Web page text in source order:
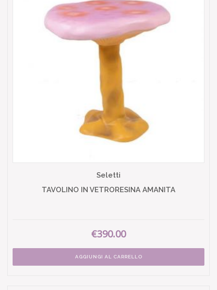
Seletti
TAVOLINO IN VETRORESINA AMANITA
€390.00
AGGIUNGI AL CARRELLO